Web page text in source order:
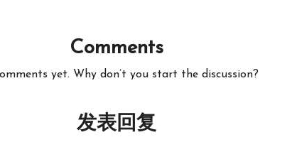
Comments
yet. Why don’t you start the discussion?
发表回复